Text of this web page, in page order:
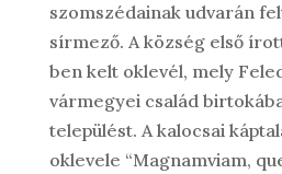
szomszédainak udvarán
sírmező. A község első
ben kelt oklevél, mely
vármegyei család
települést. A kalocsai
oklevele “Magnamviam,